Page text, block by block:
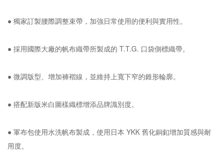
● 獨家訂製腰際調整束帶，加強日常使用的便利與實用性。
● 採用國際大廠的帆布織帶所製成的 T.T.G. 口袋側標織帶。
● 微調版型、增加褲褶線，並維持上寬下窄的錐形輪廓。
● 搭配新版米白圖樣織標增添品牌識別度。
● 軍布包使用水洗帆布製成，使用日本 YKK 舊化銅釦增加質感與耐
用度。